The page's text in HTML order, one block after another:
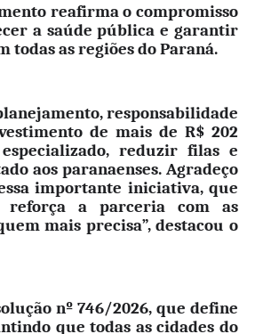
reafirma o compromisso
a saúde pública e garantir
todas as regiões do Paraná.
responsabilidade
de mais de R$ 202
reduzir filas e
aos paranaenses. Agradeço
importante iniciativa, que
reforça a parceria com as
mais precisa”, destacou o
nº 746/2026, que define
que todas as cidades do